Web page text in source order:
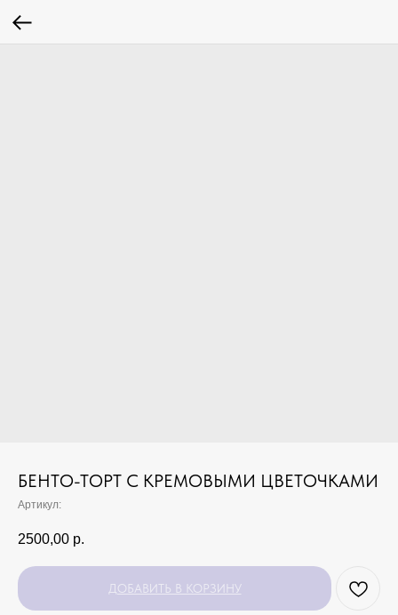
БЕНТО-ТОРТ С КРЕМОВЫМИ ЦВЕТОЧКАМИ
Артикул:
2500,00 р.
ДОБАВИТЬ В КОРЗИНУ